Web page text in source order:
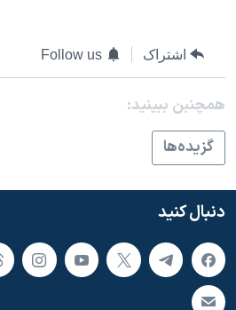
اشتراک Follow us
همچنبن ببینید:
گزيده‌ها
دنبال کنید